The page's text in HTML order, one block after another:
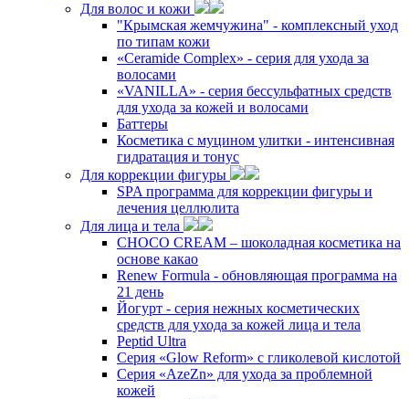
Для волос и кожи
"Крымская жемчужина" - комплексный уход
по типам кожи
«Ceramide Complex» - серия для ухода за
волосами
«VANILLA» - серия бессульфатных средств
для ухода за кожей и волосами
Баттеры
Косметика с муцином улитки - интенсивная
гидратация и тонус
Для коррекции фигуры
SPA программа для коррекции фигуры и
лечения целлюлита
Для лица и тела
CHOCO CREAM – шоколадная косметика на
основе какао
Renew Formula - обновляющая программа на
21 день
Йогурт - серия нежных косметических
средств для ухода за кожей лица и тела
Peptid Ultra
Cерия «Glow Reform» с гликолевой кислотой
Серия «AzeZn» для ухода за проблемной
кожей